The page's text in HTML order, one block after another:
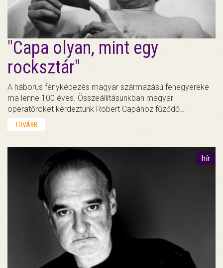
"Capa olyan, mint egy
rocksztár"
A háborús fényképezés magyar származású fenegyereke
ma lenne 100 éves. Összeállításunkban magyar
operatőröket kérdeztünk Robert Capához fűződő…
TOVÁBB
hír